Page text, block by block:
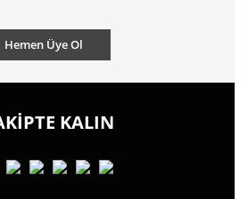
Hemen Üye Ol
KALIN